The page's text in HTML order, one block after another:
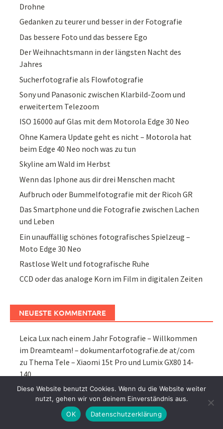
Drohne
Gedanken zu teurer und besser in der Fotografie
Das bessere Foto und das bessere Ego
Der Weihnachtsmann in der längsten Nacht des
Jahres
Sucherfotografie als Flowfotografie
Sony und Panasonic zwischen Klarbild-Zoom und
erweitertem Telezoom
ISO 16000 auf Glas mit dem Motorola Edge 30 Neo
Ohne Kamera Update geht es nicht – Motorola hat
beim Edge 40 Neo noch was zu tun
Skyline am Wald im Herbst
Wenn das Iphone aus dir drei Menschen macht
Aufbruch oder Bummelfotografie mit der Ricoh GR
Das Smartphone und die Fotografie zwischen Lachen
und Leben
Ein unauffällig schönes fotografisches Spielzeug –
Moto Edge 30 Neo
Rastlose Welt und fotografische Ruhe
CCD oder das analoge Korn im Film in digitalen Zeiten
NEUESTE KOMMENTARE
Leica Lux nach einem Jahr Fotografie – Willkommen
im Dreamteam! – dokumentarfotografie.de at/com
zu Thema Tele – Xiaomi 15t Pro und Lumix GX80 14-
140
Die Wand als Entschleuniger – dayart.dezuDas
Bilderlebnis von Leica, Apple und anderen Herstellern
fotografischer Geräte
Diese Website benutzt Cookies. Wenn du die Website weiter
nutzt, gehen wir von deinem Einverständnis aus.
OK
Datenschutzerklärung